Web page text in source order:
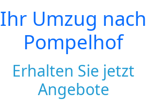
Ihr Umzug nach
Pompelhof
Erhalten Sie jetzt
Angebote